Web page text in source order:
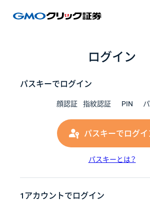
ログイン
パスキーでログイン
顔認証 指紋認証 PIN
パスキーでログイ
パスキーとは？
1アカウントでログイン